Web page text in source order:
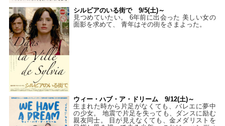
シルビアのいる街で 9/5(土)～
見つめていたい。 6年前に出会った 美しい女の
面影を求めて、 青年はその街をさまよった。
ウィー・ハブ・ア・ドリーム 9/12(土)～
生まれた時から片足がなくても、バレエに夢中
の少女。 地震で片足を失っても、ダンスに励む
親友同士。 目が見えなくても、金メダリストを